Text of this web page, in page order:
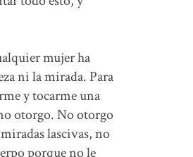
mujer ha
ni la mirada. Para
y tocarme una
otorgo. No otorgo
lascivas, no
porque no le